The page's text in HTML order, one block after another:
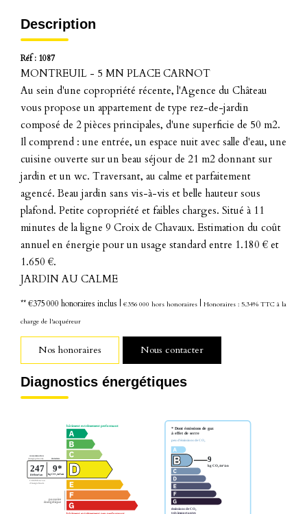
Description
Réf : 1087
MONTREUIL - 5 MN PLACE CARNOT
Au sein d'une copropriété récente, l'Agence du Château
vous propose un appartement de type rez-de-jardin
composé de 2 pièces principales, d'une superficie de 50 m2.
Il comprend : une entrée, un espace nuit avec salle d'eau, une
cuisine ouverte sur un beau séjour de 21 m2 donnant sur
jardin et un wc. Traversant, au calme et parfaitement
agencé. Beau jardin sans vis-à-vis et belle hauteur sous
plafond. Petite copropriété et faibles charges. Situé à 11
minutes de la ligne 9 Croix de Chavaux. Estimation du coût
annuel en énergie pour un usage standard entre 1.180 € et
1.650 €.
JARDIN AU CALME
** €375 000 honoraires inclus €356 000 hors honoraires
Honoraires : 5.34% TTC à la
charge de l'acquéreur
Nos honoraires Nous contacter
Diagnostics énergétiques